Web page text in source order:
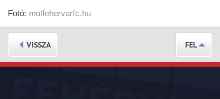
Fotó: molfehervarfc.hu
VISSZA FEL